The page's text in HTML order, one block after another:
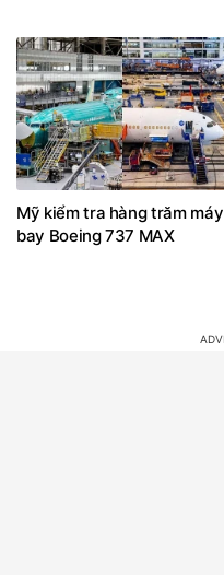
Mỹ kiểm tra hàng trăm máy
bay Boeing 737 MAX